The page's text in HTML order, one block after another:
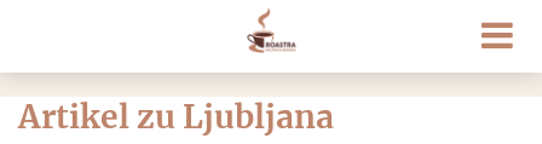
Artikel zu Ljubljana